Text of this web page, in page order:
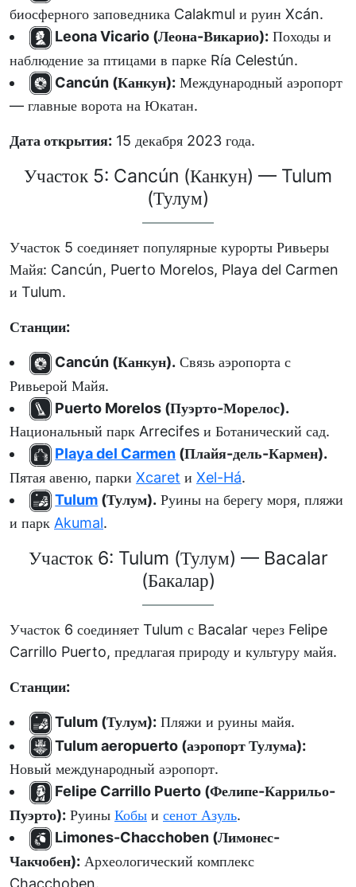
биосферного заповедника Calakmul и руин Xcán.
Leona Vicario (Леона-Викарио): Походы и
наблюдение за птицами в парке Ría Celestún.
Cancún (Канкун): Международный аэропорт
— главные ворота на Юкатан.
Дата открытия: 15 декабря 2023 года.
Участок 5: Cancún (Канкун) — Tulum
(Тулум)
Участок 5 соединяет популярные курорты Ривьеры
Майя: Cancún, Puerto Morelos, Playa del Carmen
и Tulum.
Станции:
Cancún (Канкун). Связь аэропорта с
Ривьерой Майя.
Puerto Morelos (Пуэрто-Морелос).
Национальный парк Arrecifes и Ботанический сад.
Playa del Carmen (Плайя-дель-Кармен).
Пятая авеню, парки Xcaret и Xel-Há.
Tulum (Тулум). Руины на берегу моря, пляжи
и парк Akumal.
Участок 6: Tulum (Тулум) — Bacalar
(Бакалар)
Участок 6 соединяет Tulum с Bacalar через Felipe
Carrillo Puerto, предлагая природу и культуру майя.
Станции:
Tulum (Тулум): Пляжи и руины майя.
Tulum aeropuerto (аэропорт Тулума):
Новый международный аэропорт.
Felipe Carrillo Puerto (Фелипе-Каррильо-
Пуэрто): Руины Кобы и сенот Азуль.
Limones-Chacchoben (Лимонес-
Чакчобен): Археологический комплекс
Chacchoben.